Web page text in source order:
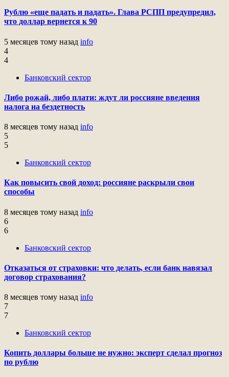
Рублю «еще падать и падать». Глава РСПП предупредил,
что доллар вернется к 90
5 месяцев тому назад info
4
4
Банковский сектор
Либо рожай, либо плати: ждут ли россияне введения
налога на бездетность
8 месяцев тому назад info
5
5
Банковский сектор
Как повысить свой доход: россияне раскрыли свои
способы
8 месяцев тому назад info
6
6
Банковский сектор
Отказаться от страховки: что делать, если банк навязал
договор страхования?
8 месяцев тому назад info
7
7
Банковский сектор
Копить доллары больше не нужно: эксперт сделал прогноз
по рублю